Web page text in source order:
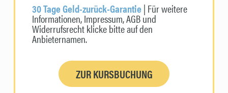
30 Tage Geld-zurück-Garantie| Für weitere
Informationen, Impressum, AGB und
Widerrufsrecht klicke bitte auf den
Anbieternamen.
ZUR KURSBUCHUNG